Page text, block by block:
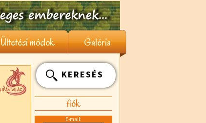
Ültetési módok Galéria
KERESÉS
fiók
E-mail: